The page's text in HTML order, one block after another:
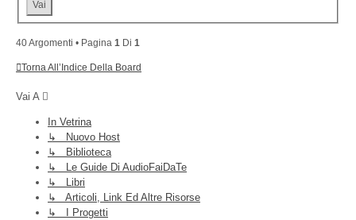
40 Argomenti • Pagina 1 Di 1
Torna All’Indice Della Board
Vai A
In Vetrina
↳ Nuovo Host
↳ Biblioteca
↳ Le Guide Di AudioFaiDaTe
↳ Libri
↳ Articoli, Link Ed Altre Risorse
↳ I Progetti